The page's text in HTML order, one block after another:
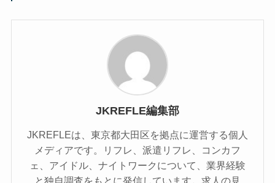
JKREFLE編集部
JKREFLEは、東京都大田区を拠点に運営する個人
メディアです。リフレ、派遣リフレ、コンカフ
ェ、アイドル、ナイトワークについて、業界経験
と独自調査をもとに発信しています。求人の見